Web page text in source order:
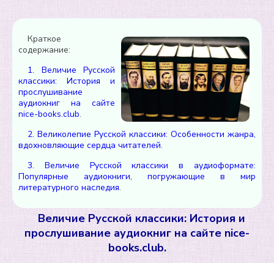
Краткое
содержание:
1. Величие Русской
классики: История и
прослушивание
аудиокниг на сайте
nice-books.club.
2. Великолепие Русской классики: Особенности жанра,
вдохновляющие сердца читателей.
3. Величие Русской классики в аудиоформате:
Популярные аудиокниги, погружающие в мир
литературного наследия.
Величие Русской классики: История и
прослушивание аудиокниг на сайте nice-
books.club.